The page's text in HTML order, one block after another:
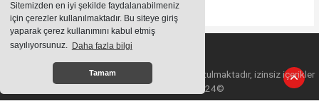
Sitemizden en iyi şekilde faydalanabilmeniz
için çerezler kullanılmaktadır. Bu siteye giriş
yaparak çerez kullanımını kabul etmiş
sayılıyorsunuz. Daha fazla bilgi
Tamam
Sitemizde bulunan içeriklerin tüm hakları saklı tutulmaktadır, izinsiz içerikler
kullanılamaz. Copyright 2024©